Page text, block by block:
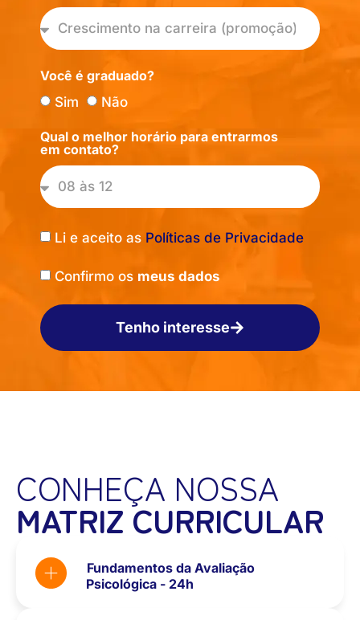
Você é graduado?
Sim
Não
Qual o melhor horário para entrarmos
em contato?
Li e aceito as Políticas de Privacidade
Confirmo os meus dados
Tenho interesse
CONHEÇA NOSSA
MATRIZ CURRICULAR
Fundamentos da Avaliação
Psicológica - 24h